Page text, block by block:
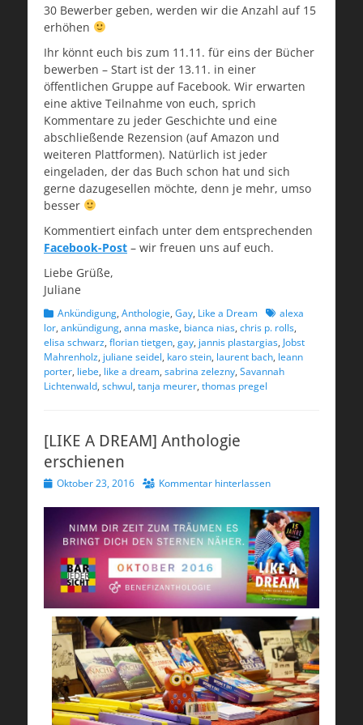
30 Bewerber geben, werden wir die Anzahl auf 15
erhöhen
Ihr könnt euch bis zum 11.11. für eins der Bücher
bewerben – Start ist der 13.11. in einer
öffentlichen Gruppe auf Facebook. Wir erwarten
eine aktive Teilnahme von euch, sprich
Kommentare zu jeder Geschichte und eine
abschließende Rezension (auf Amazon und
weiteren Plattformen). Natürlich ist jeder
eingeladen, der das Buch schon hat und sich
gerne dazugesellen möchte, denn je mehr, umso
besser
Kommentiert einfach unter dem entsprechenden
Facebook-Post – wir freuen uns auf euch.
Liebe Grüße,
Juliane
Kategorien
Ankündigung, Anthologie, Gay, Like a Dream Schlagworte
alexa
lor, ankündigung, anna maske, bianca nias, chris p. rolls,
elisa schwarz, florian tietgen, gay, jannis plastargias, Jobst
Mahrenholz, juliane seidel, karo stein, laurent bach, leann
porter, liebe, like a dream, sabrina zelezny, Savannah
Lichtenwald, schwul, tanja meurer, thomas pregel
[LIKE A DREAM] Anthologie
erschienen
Veröffentlicht
Oktober 23, 2016 Kommentar hinterlassen